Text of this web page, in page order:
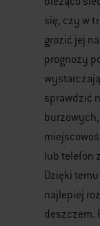
się, czy w
grozić jej
prognozy
sprawdzić
lub telefon
Dzięki
najlepiej
deszczem.